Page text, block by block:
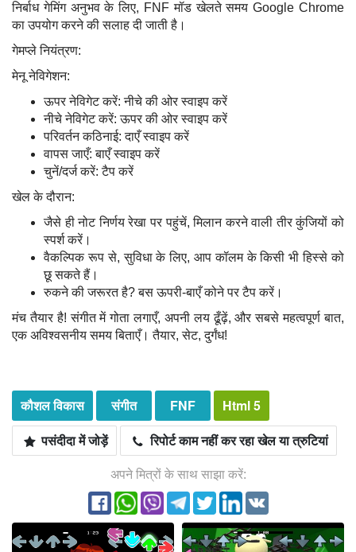
निर्बाध गेमिंग अनुभव के लिए, FNF मॉड खेलते समय Google Chrome
का उपयोग करने की सलाह दी जाती है।
गेमप्ले नियंत्रण:
मेनू नेविगेशन:
ऊपर नेविगेट करें: नीचे की ओर स्वाइप करें
नीचे नेविगेट करें: ऊपर की ओर स्वाइप करें
परिवर्तन कठिनाई: दाएँ स्वाइप करें
वापस जाएँ: बाएँ स्वाइप करें
चुनें/दर्ज करें: टैप करें
खेल के दौरान:
जैसे ही नोट निर्णय रेखा पर पहुंचें, मिलान करने वाली तीर कुंजियों को
स्पर्श करें।
वैकल्पिक रूप से, सुविधा के लिए, आप कॉलम के किसी भी हिस्से को
छू सकते हैं।
रुकने की जरूरत है? बस ऊपरी-बाएँ कोने पर टैप करें।
मंच तैयार है! संगीत में गोता लगाएँ, अपनी लय ढूँढ़ें, और सबसे महत्वपूर्ण बात,
एक अविश्वसनीय समय बिताएँ। तैयार, सेट, दुर्गंध!
कौशल विकास संगीत FNF
Html 5
पसंदीदा में जोड़ें
रिपोर्ट काम नहीं कर रहा खेल या त्रुटियां
अपने मित्रों के साथ साझा करें: